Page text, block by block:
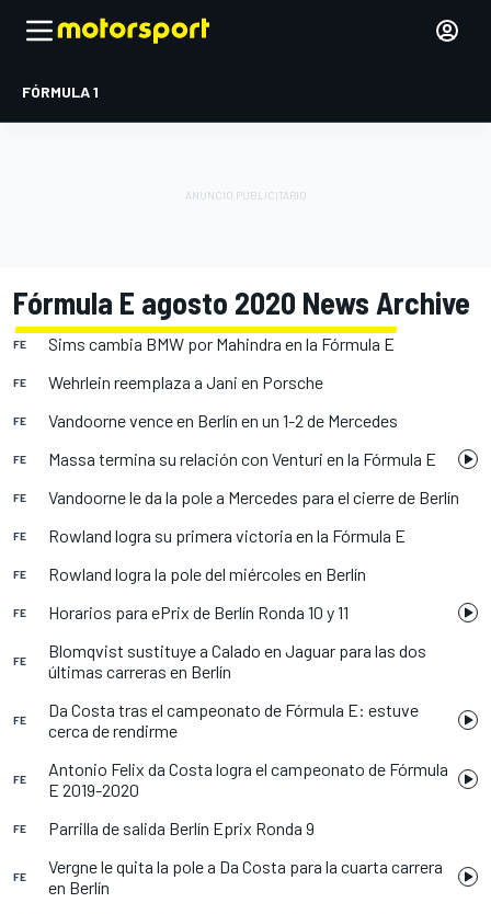
FÓRMULA 1
Fórmula E agosto 2020 News Archive
FE Sims cambia BMW por Mahindra en la Fórmula E
FE Wehrlein reemplaza a Jani en Porsche
FE Vandoorne vence en Berlín en un 1-2 de Mercedes
FE Massa termina su relación con Venturi en la Fórmula E
FE Vandoorne le da la pole a Mercedes para el cierre de Berlín
FE Rowland logra su primera victoria en la Fórmula E
FE Rowland logra la pole del miércoles en Berlín
FE Horarios para ePrix de Berlín Ronda 10 y 11
FE
Blomqvist sustituye a Calado en Jaguar para las dos
últimas carreras en Berlín
FE
Da Costa tras el campeonato de Fórmula E: estuve
cerca de rendirme
FE
Antonio Felix da Costa logra el campeonato de Fórmula
E 2019-2020
FE Parrilla de salida Berlín Eprix Ronda 9
FE
Vergne le quita la pole a Da Costa para la cuarta carrera
en Berlín